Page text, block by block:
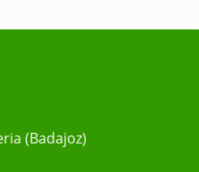
(Badajoz)